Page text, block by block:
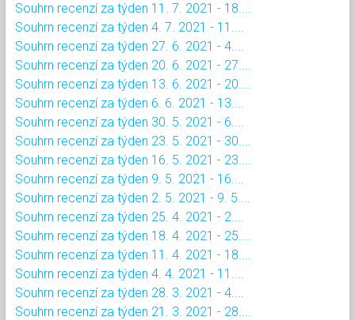
Souhrn recenzí za týden 11. 7. 2021 - 18....
Souhrn recenzí za týden 4. 7. 2021 - 11....
Souhrn recenzí za týden 27. 6. 2021 - 4....
Souhrn recenzí za týden 20. 6. 2021 - 27....
Souhrn recenzí za týden 13. 6. 2021 - 20....
Souhrn recenzí za týden 6. 6. 2021 - 13....
Souhrn recenzí za týden 30. 5. 2021 - 6....
Souhrn recenzí za týden 23. 5. 2021 - 30....
Souhrn recenzí za týden 16. 5. 2021 - 23....
Souhrn recenzí za týden 9. 5. 2021 - 16....
Souhrn recenzí za týden 2. 5. 2021 - 9. 5....
Souhrn recenzí za týden 25. 4. 2021 - 2....
Souhrn recenzí za týden 18. 4. 2021 - 25....
Souhrn recenzí za týden 11. 4. 2021 - 18....
Souhrn recenzí za týden 4. 4. 2021 - 11....
Souhrn recenzí za týden 28. 3. 2021 - 4....
Souhrn recenzí za týden 21. 3. 2021 - 28....